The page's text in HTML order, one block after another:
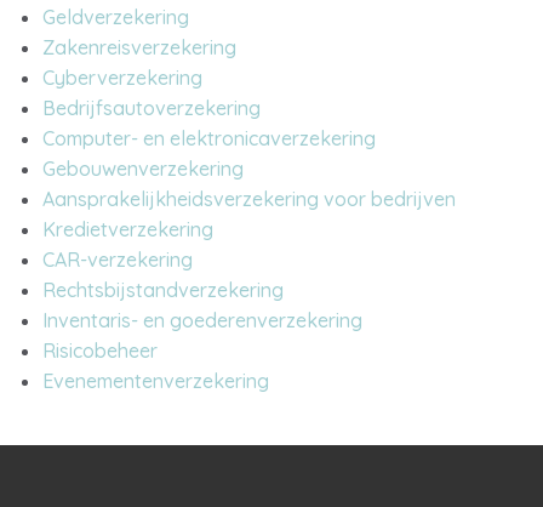
Geldverzekering
Zakenreisverzekering
Cyberverzekering
Bedrijfsautoverzekering
Computer- en elektronicaverzekering
Gebouwenverzekering
Aansprakelijkheidsverzekering voor bedrijven
Kredietverzekering
CAR-verzekering
Rechtsbijstandverzekering
Inventaris- en goederenverzekering
Risicobeheer
Evenementenverzekering